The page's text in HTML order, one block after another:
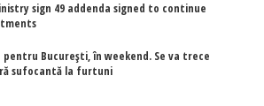
sign 49 addenda signed to continue
pentru București, în weekend. Se va trece
sufocantă la furtuni